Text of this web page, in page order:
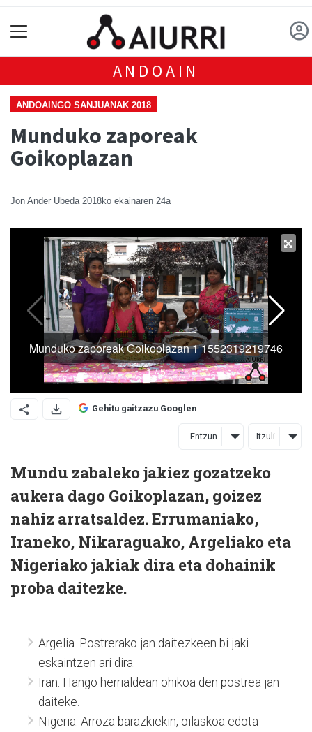
ANDOAIN
ANDOAINGO SANJUANAK 2018
Munduko zaporeak
Goikoplazan
Jon Ander Ubeda 2018ko ekainaren 24a
Gehitu gaitzazu Googlen
Entzun Itzuli
Mundu zabaleko jakiez gozatzeko
aukera dago Goikoplazan, goizez
nahiz arratsaldez. Errumaniako,
Iraneko, Nikaraguako, Argeliako eta
Nigeriako jakiak dira eta dohainik
proba daitezke.
Argelia. Postrerako jan daitezkeen bi jaki
eskaintzen ari dira.
Iran. Hango herrialdean ohikoa den postrea jan
daiteke.
Nigeria. Arroza barazkiekin, oilaskoa edota